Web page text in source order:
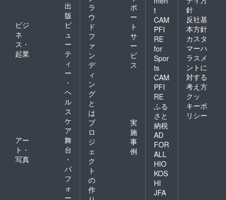
出
版
ビジ
ネ
ス・
起業
ビ
ュ
ー
テ
ィ
ー
・
ヘ
ル
ス
ケ
ア
アー
ト・
写真
舞
台
・
パ
フ
ォ
ー
ラ
ウ
ド
フ
ァ
ン
デ
ィ
ン
グ
と
は
ポ
ー
ト
サ
ー
ビ
ス
プ
ロ
ジ
ェ
ク
ト
の
作
実
施
事
例
t
CAM
PFI
RE
for
Spor
ts
CAM
PFI
RE
ふる
さと
納税
AD
FOR
ALL
HIO
KOS
HI
JFA
針
反社基
本方針
カスタ
マーハ
ラスメ
ントに
対する
考え方
クッ
キーポ
リシー